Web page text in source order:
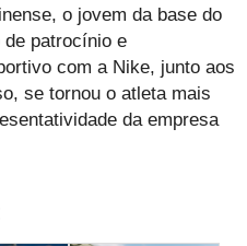
o jovem da base do
de patrocínio e
com a Nike, junto aos
se tornou o atleta mais
da empresa